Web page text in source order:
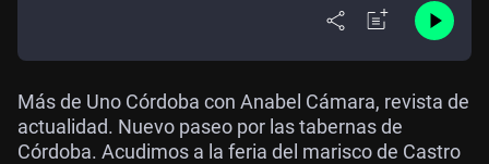
Más de Uno Córdoba con Anabel Cámara, revista de
actualidad. Nuevo paseo por las tabernas de
Córdoba. Acudimos a la feria del marisco de Castro